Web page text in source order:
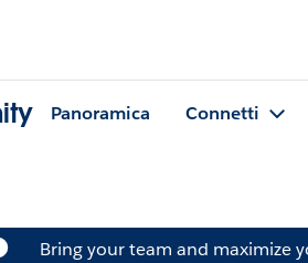
Panoramica Connetti
Bring your team and maximize